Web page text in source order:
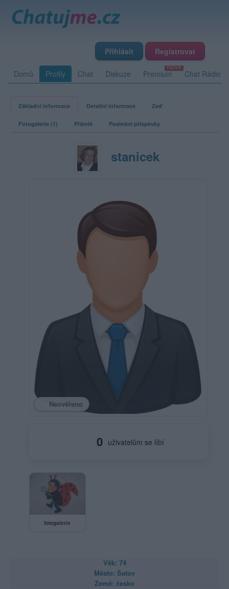
Přihlásit Registrovat
Domů Profily Chat Diskuze Premium Chat Rádio
Základní informace Detailní informace Zeď
Fotogalerie (1) Přátelé Poslední příspěvky
stanicek
Neověřeno
0 uživatelům se líbí
fotogalerie
Věk: 74
Město: Šatov
Země: česko